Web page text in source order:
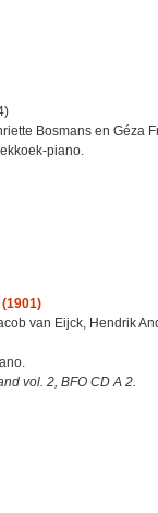
Bosmans en Géza
piano.
van Eijck, Hendrik
vol. 2, BFO CD A 2.